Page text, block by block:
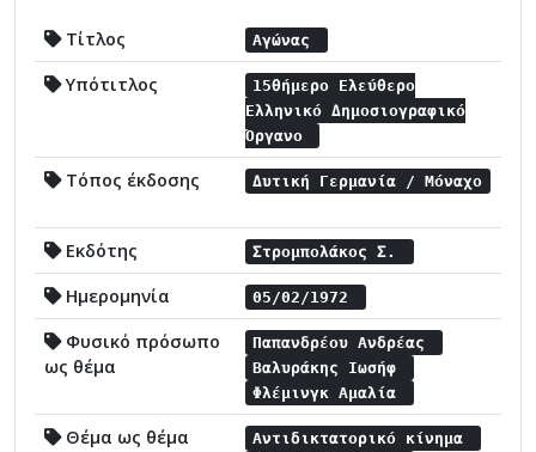
Τίτλος Αγώνας
Υπότιτλος
15θήμερο Ελεύθερο
Ελληνικό Δημοσιογραφικό
Όργανο
Τόπος έκδοσης Δυτική Γερμανία / Μόναχο
Εκδότης Στρομπολάκος Σ.
Ημερομηνία 05/02/1972
Φυσικό πρόσωπο
ως θέμα
Παπανδρέου Ανδρέας
Βαλυράκης Ιωσήφ
Φλέμινγκ Αμαλία
Θέμα ως θέμα
Αντιδικτατορικό κίνημα